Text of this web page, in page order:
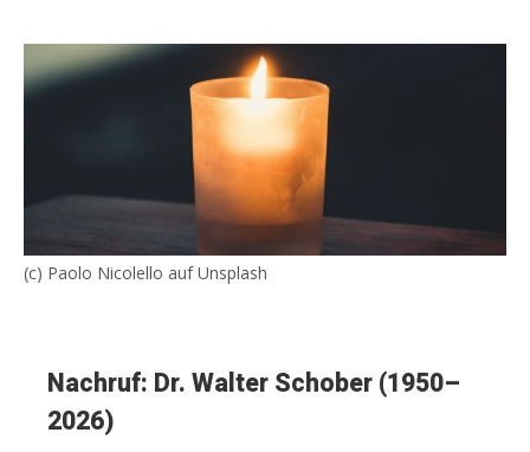
(c) Paolo Nicolello auf Unsplash
Nachruf: Dr. Walter Schober (1950–
2026)